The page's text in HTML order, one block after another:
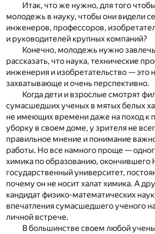
Итак, что же нужно, для того
молодежь в науку, чтобы они видели
инженеров, профессоров,
и руководителей крупных компаний?
Конечно, молодежь нужно
рассказать, что наука, технические
инженерия и изобретательство — это
захватывающе и очень перспективно.
Когда дети и взрослые смотрят
сумасшедших ученых в мятых белых
не имеющих времени даже на поход к
уборку в своем доме, у зрителя не
правильное мнение и понимание
работы. Но все намного проще —
химика по образованию, окончившего
государственный университет,
почему он не носит халат химика. А
кандидат физико-математических
впечатления сумасшедшего ученого
личной встрече.
В большинстве своем любой